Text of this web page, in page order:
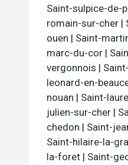
Saint-sulpice-de-
romain-sur-cher |
ouen | Saint-
marc-du-cor |
vergonnois |
leonard-en-
nouan | Saint-
julien-sur-cher |
chedon | Saint-
Saint-hilaire-la-
la-foret | Saint-